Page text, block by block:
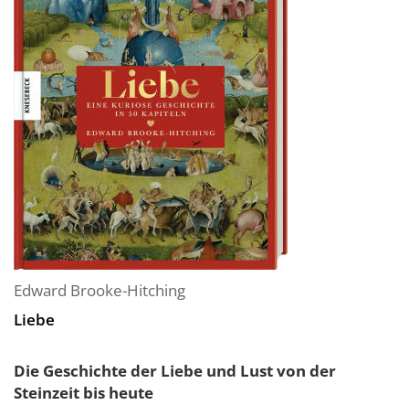
Edward Brooke-Hitching
Liebe
Die Geschichte der Liebe und Lust von der
Steinzeit bis heute